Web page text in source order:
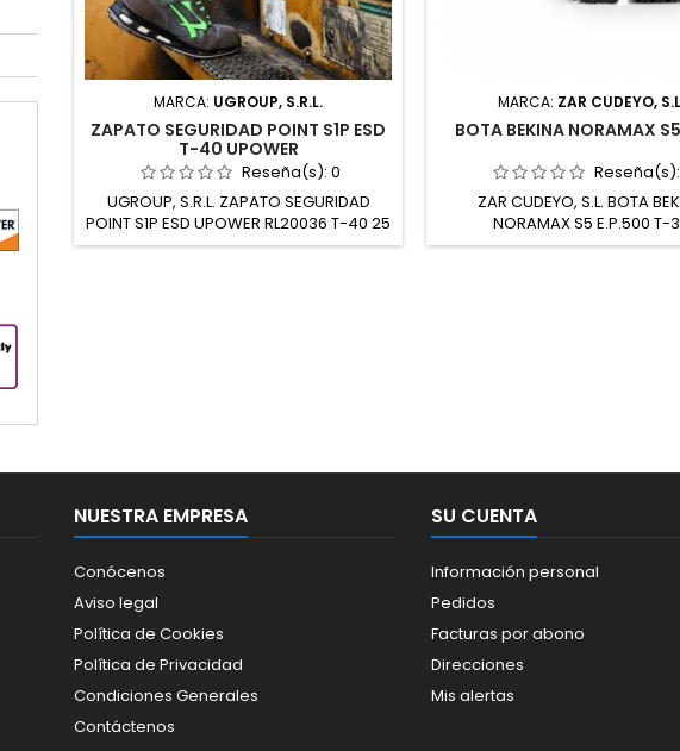
MARCA: UGROUP, S.R.L.
ZAPATO SEGURIDAD POINT S1P ESD
T-40 UPOWER
Reseña(s): 0
UGROUP, S.R.L. ZAPATO SEGURIDAD
POINT S1P ESD UPOWER RL20036 T-40 25
PZS
MARCA: ZAR CUDEYO,
BOTA BEKINA NORAMAX
ZAR CUDEYO, S.L. BOTA
NORAMAX S5 E.P.500 T-
NUESTRA EMPRESA
Conócenos
Aviso legal
Política de Cookies
Política de Privacidad
Condiciones Generales
Contáctenos
SU CUENTA
Información personal
Pedidos
Facturas por abono
Direcciones
Mis alertas